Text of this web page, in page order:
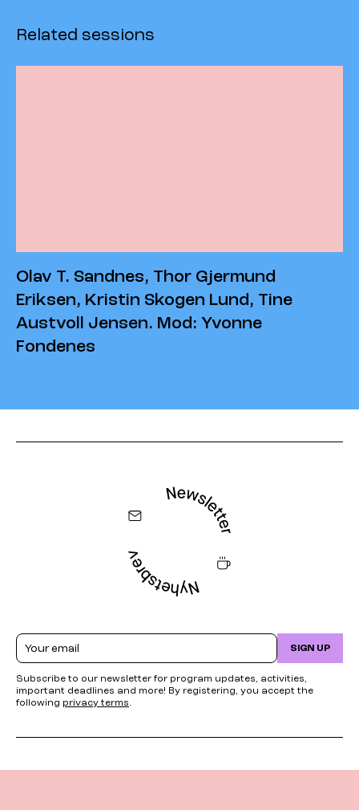
Related sessions
Olav T. Sandnes, Thor Gjermund
Eriksen, Kristin Skogen Lund, Tine
Austvoll Jensen. Mod: Yvonne
Fondenes
Email SIGN UP
Subscribe to our newsletter for program updates, activities,
important deadlines and more! By registering, you accept the
following privacy terms.